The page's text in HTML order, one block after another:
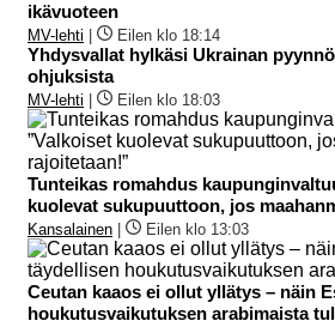
ikävuoteen
MV-lehti Eilen klo 18:14
Yhdysvallat hylkäsi Ukrainan
ohjuksista
MV-lehti Eilen klo 18:03
Tunteikas romahdus
kuolevat sukupuuttoon, jos
Kansalainen Eilen klo 13:03
Ceutan kaaos ei ollut yllätys – näin
houkutusvaikutuksen arabimaista